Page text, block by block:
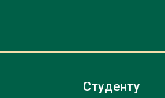
Студенту